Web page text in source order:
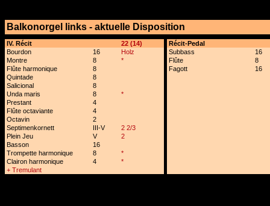
Balkonorgel links - aktuelle Disposition
IV. Récit 22 (14)
Récit-Pedal
Bourdon
16 Holz Subbass
16
Montre
8 * Flûte
8
Flûte harmonique
8 Fagott
16
Quintade
8
Salicional
8
Unda maris
8
*
Prestant
4
Flûte octaviante
4
Octavin
2
Septimenkornett
III-V
2 2/3
Plein Jeu
V
2
Basson
16
Trompette harmonique
8
*
Clairon harmonique
4
*
+ Tremulant